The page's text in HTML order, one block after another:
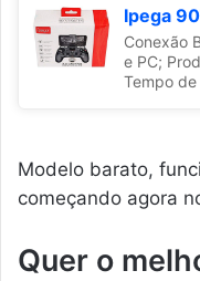
Conexão
e PC;
Tempo
Modelo barato,
começando agora
Quer o